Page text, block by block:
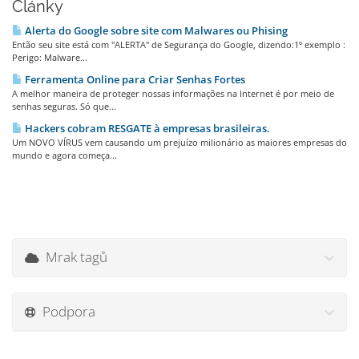
Články
Alerta do Google sobre site com Malwares ou Phising
Então seu site está com "ALERTA" de Segurança do Google, dizendo:1º exemplo :
Perigo: Malware...
Ferramenta Online para Criar Senhas Fortes
A melhor maneira de proteger nossas informações na Internet é por meio de
senhas seguras. Só que...
Hackers cobram RESGATE à empresas brasileiras.
Um NOVO VÍRUS vem causando um prejuízo milionário as maiores empresas do
mundo e agora começa...
Mrak tagů
Podpora